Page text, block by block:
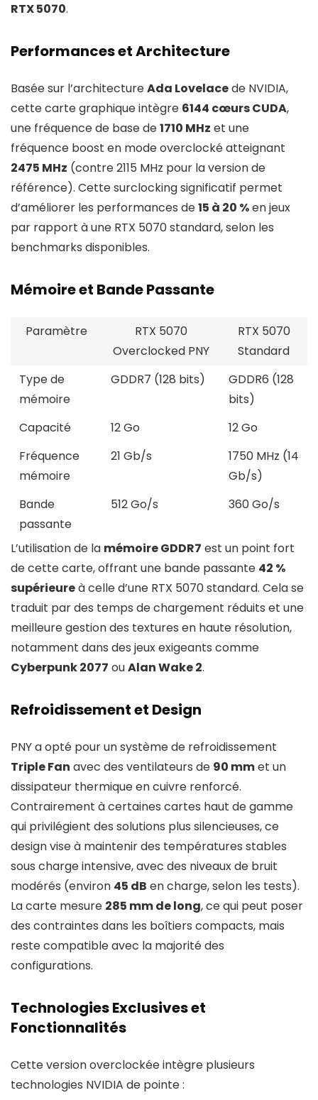
RTX 5070.
Performances et Architecture
Basée sur l’architectureAda Lovelacede NVIDIA,
cette carte graphique intègre 6144 cœurs CUDA,
une fréquence de base de1710 MHz et une
fréquence boost en mode overclocké atteignant
2475 MHz (contre 2115 MHz pour la version de
référence). Cette surclocking significatif permet
d’améliorer les performances de15 à 20 %en jeux
par rapport à une RTX 5070 standard, selon les
benchmarks disponibles.
Mémoire et Bande Passante
Paramètre
RTX 5070
Overclocked PNY
RTX 5070
Standard
Type de
mémoire
GDDR7 (128 bits)
GDDR6 (128
bits)
Capacité
12 Go
12 Go
Fréquence
mémoire
21 Gb/s
1750 MHz (14
Gb/s)
Bande
passante
512 Go/s 360 Go/s
L’utilisation de la mémoire GDDR7 est un point fort
de cette carte, offrant une bande passante 42 %
supérieureà celle d’une RTX 5070 standard. Cela se
traduit par des temps de chargement réduits et une
meilleure gestion des textures en haute résolution,
notamment dans des jeux exigeants comme
Cyberpunk 2077 ouAlan Wake 2.
Refroidissement et Design
PNY a opté pour un système de refroidissement
Triple Fan avec des ventilateurs de 90 mmet un
dissipateur thermique en cuivre renforcé.
Contrairement à certaines cartes haut de gamme
qui privilégient des solutions plus silencieuses, ce
design vise à maintenir des températures stables
sous charge intensive, avec des niveaux de bruit
modérés (environ 45 dB en charge, selon les tests).
La carte mesure 285 mm de long, ce qui peut poser
des contraintes dans les boîtiers compacts, mais
reste compatible avec la majorité des
configurations.
Technologies Exclusives et
Fonctionnalités
Cette version overclockée intègre plusieurs
technologies NVIDIA de pointe :